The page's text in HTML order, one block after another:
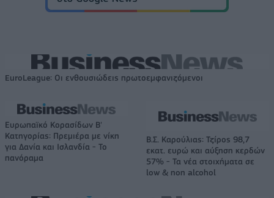
EuroLeague: Οι ενθουσιώδεις πρωτοεμφανιζόμενοι
Ευρωπαϊκό Κορασίδων Β'
Κατηγορίας: Πρεμιέρα με νίκη
για Δανία και Ισλανδία - Το
πανόραμα
Β.Σ. Καρούλιας: Τζίρος 98,7
εκατ. ευρώ και αύξηση κερδών
57% - Τα νέα στοιχήματα σε
low & non alcohol